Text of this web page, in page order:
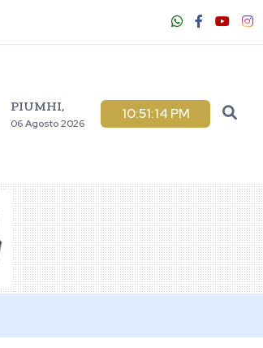
PIUMHI,
06 Agosto 2026
10:51:15 PM